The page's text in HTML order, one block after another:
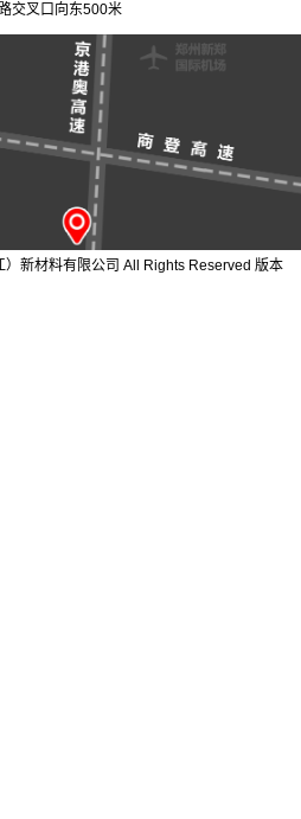
交叉口向东500米
新材料有限公司 All Rights Reserved 版本